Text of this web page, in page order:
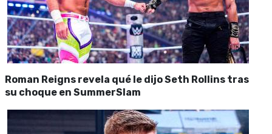
Roman Reigns revela qué le dijo Seth Rollins tras
su choque en SummerSlam